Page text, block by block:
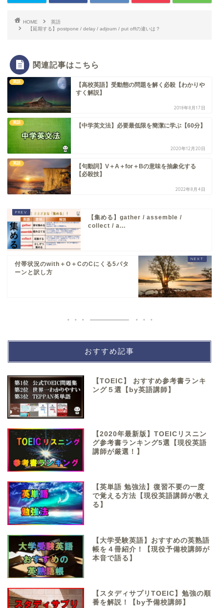
HOME
英語
【延期する】postpone / delay / adjourn / put offの違いは？
関連記事はこちら
英語
【高校英語】受動態の問題を解く必殺【わかりや
すく解説】
2018年8月17日
英語 【中学英文法】必要最低限を簡潔に学ぶ【60分】
2020年12月20日
英語
【句動詞】V＋A＋for＋Bの意味を抽象化する
【必殺技】
2022年8月4日
【集める】gather / assemble /
collect / a...
付帯状況のwith＋O＋CのCにくる5パタ
ーンと訳し方
おすすめ記事
【TOEIC】 おすすめ参考書ランキ
ング５選【by英語講師】
【2020年最新版】TOEICリスニン
グ参考書ランキング5選【現役英語
講師が厳選！】
【英単語 勉強法】復習不要の一度
で覚える方法【現役英語講師が教え
る】
【大学受験英語】おすすめの英熟語
帳を４冊紹介！【現役予備校講師が
本音で語る】
【スタディサプリTOEIC】勉強の順
番を解説！【by予備校講師】